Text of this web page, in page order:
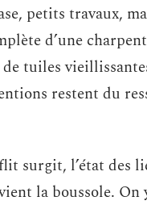
petits travaux,
d’une
tuiles
restent du
surgit, l’état des
la boussole. On